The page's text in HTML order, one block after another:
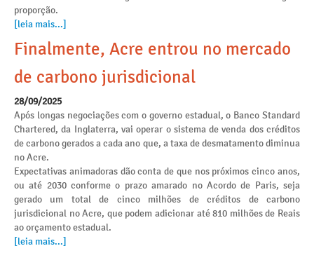
proporção.
[leia mais...]
Finalmente, Acre entrou no mercado
de carbono jurisdicional
28/09/2025
Após longas negociações com o governo estadual, o Banco Standard
Chartered, da Inglaterra, vai operar o sistema de venda dos créditos
de carbono gerados a cada ano que, a taxa de desmatamento diminua
no Acre.
Expectativas animadoras dão conta de que nos próximos cinco anos,
ou até 2030 conforme o prazo amarado no Acordo de Paris, seja
gerado um total de cinco milhões de créditos de carbono
jurisdicional no Acre, que podem adicionar até 810 milhões de Reais
ao orçamento estadual.
[leia mais...]